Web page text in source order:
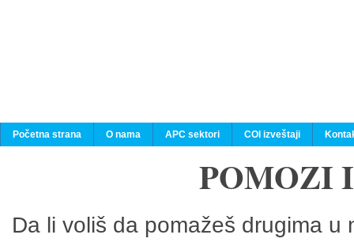
Početna strana O nama APC sektori COI izveštaji
POMOZI
Da li voliš da pomažeš drugima